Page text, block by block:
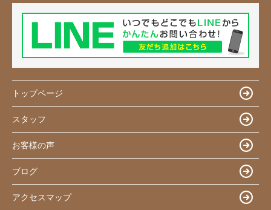
トップページ
スタッフ
お客様の声
ブログ
アクセスマップ